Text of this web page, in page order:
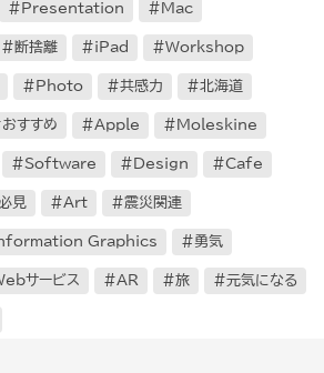
Presentation Mac
断捨離 iPad Workshop
Photo 共感力 北海道
おすすめ Apple Moleskine
Software Design Cafe
見 Art 震災関連
Graphics 勇気
サービス AR 旅 元気になる